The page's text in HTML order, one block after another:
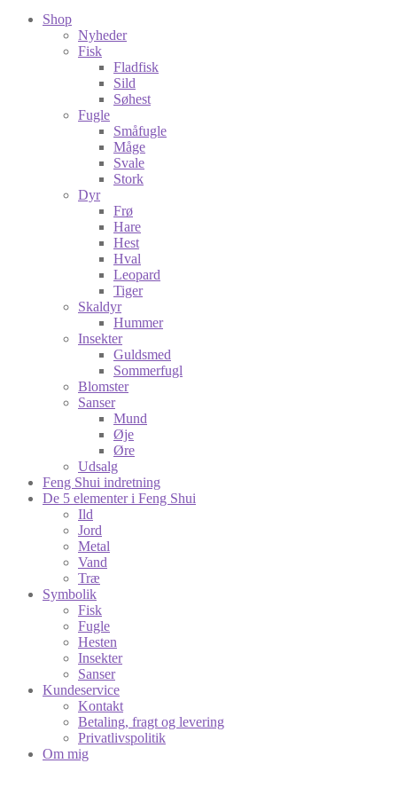
Shop
Nyheder
Fisk
Fladfisk
Sild
Søhest
Fugle
Småfugle
Måge
Svale
Stork
Dyr
Frø
Hare
Hest
Hval
Leopard
Tiger
Skaldyr
Hummer
Insekter
Guldsmed
Sommerfugl
Blomster
Sanser
Mund
Øje
Øre
Udsalg
Feng Shui indretning
De 5 elementer i Feng Shui
Ild
Jord
Metal
Vand
Træ
Symbolik
Fisk
Fugle
Hesten
Insekter
Sanser
Kundeservice
Kontakt
Betaling, fragt og levering
Privatlivspolitik
Om mig